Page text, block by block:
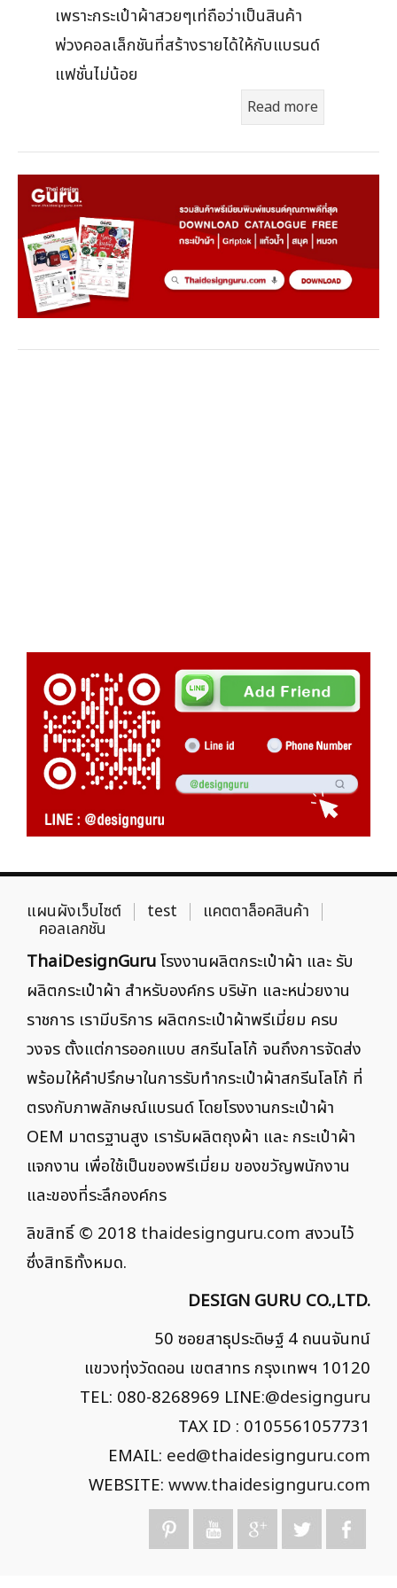
เพราะกระเป๋าผ้าสวยๆเท่ถือว่าเป็นสินค้า
พ่วงคอลเล็กชันที่สร้างรายได้ให้กับแบรนด์
แฟชั่นไม่น้อย
Read more
แผนผังเว็บไซต์ test แคตตาล็อคสินค้า
คอลเลกชัน
ThaiDesignGuruโรงงานผลิตกระเป๋าผ้า และ รับ
ผลิตกระเป๋าผ้า สำหรับองค์กร บริษัท และหน่วยงาน
ราชการ เรามีบริการ ผลิตกระเป๋าผ้าพรีเมี่ยม ครบ
วงจร ตั้งแต่การออกแบบ สกรีนโลโก้ จนถึงการจัดส่ง
พร้อมให้คำปรึกษาในการรับทำกระเป๋าผ้าสกรีนโลโก้ ที่
ตรงกับภาพลักษณ์แบรนด์ โดยโรงงานกระเป๋าผ้า
OEM มาตรฐานสูง เรารับผลิตถุงผ้า และ กระเป๋าผ้า
แจกงาน เพื่อใช้เป็นของพรีเมี่ยม ของขวัญพนักงาน
และของที่ระลึกองค์กร
ลิขสิทธิ์ © 2018 thaidesignguru.com สงวนไว้
ซึ่งสิทธิทั้งหมด.
DESIGN GURU CO.,LTD.
50 ซอยสาธุประดิษฐ์ 4 ถนนจันทน์
แขวงทุ่งวัดดอน เขตสาทร กรุงเทพฯ 10120
TEL: 080-8268969 LINE:@designguru
TAX ID : 0105561057731
EMAIL: eed@thaidesignguru.com
WEBSITE: www.thaidesignguru.com